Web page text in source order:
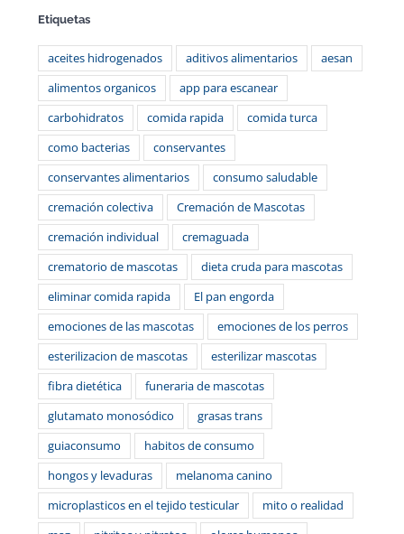
Etiquetas
aceites hidrogenados aditivos alimentarios
aesan
alimentos organicos
app para escanear
carbohidratos
comida rapida
comida turca
como bacterias
conservantes
conservantes alimentarios
consumo saludable
cremación colectiva
Cremación de Mascotas
cremación individual
cremaguada
crematorio de mascotas
dieta cruda para mascotas
eliminar comida rapida
El pan engorda
emociones de las mascotas
emociones de los perros
esterilizacion de mascotas
esterilizar mascotas
fibra dietética
funeraria de mascotas
glutamato monosódico
grasas trans
guiaconsumo
habitos de consumo
hongos y levaduras
melanoma canino
microplasticos en el tejido testicular
mito o realidad